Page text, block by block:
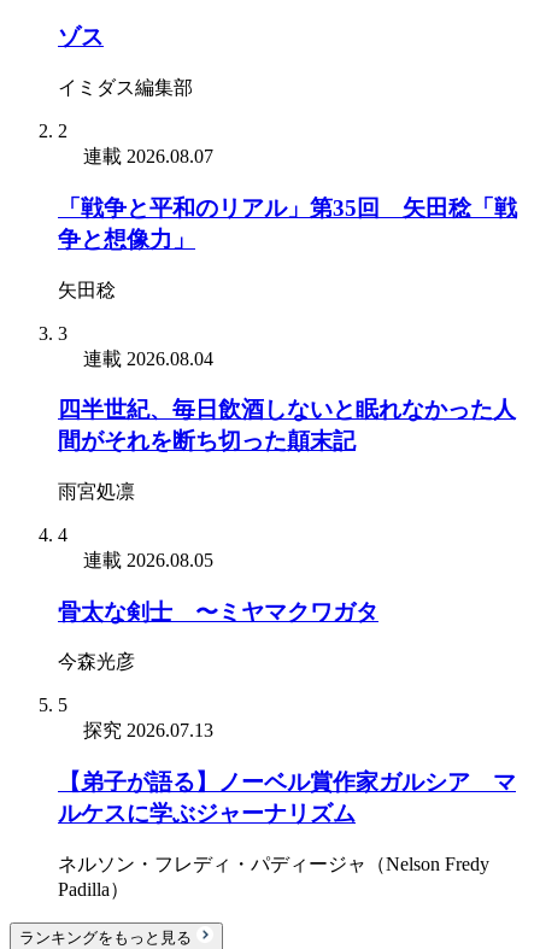
ゾス
イミダス編集部
2
連載 2026.08.07
「戦争と平和のリアル」第35回 矢田稔「戦
争と想像力」
矢田稔
3
連載 2026.08.04
四半世紀、毎日飲酒しないと眠れなかった人
間がそれを断ち切った顛末記
雨宮処凛
4
連載 2026.08.05
骨太な剣士 〜ミヤマクワガタ
今森光彦
5
探究 2026.07.13
【弟子が語る】ノーベル賞作家ガルシア゠マ
ルケスに学ぶジャーナリズム
ネルソン・フレディ・パディージャ（Nelson Fredy
Padilla）
ランキングをもっと見る